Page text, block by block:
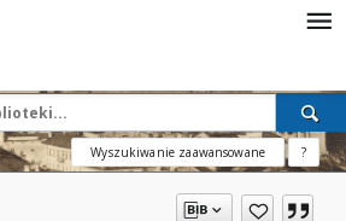
Wyszukiwanie zaawansowane ?